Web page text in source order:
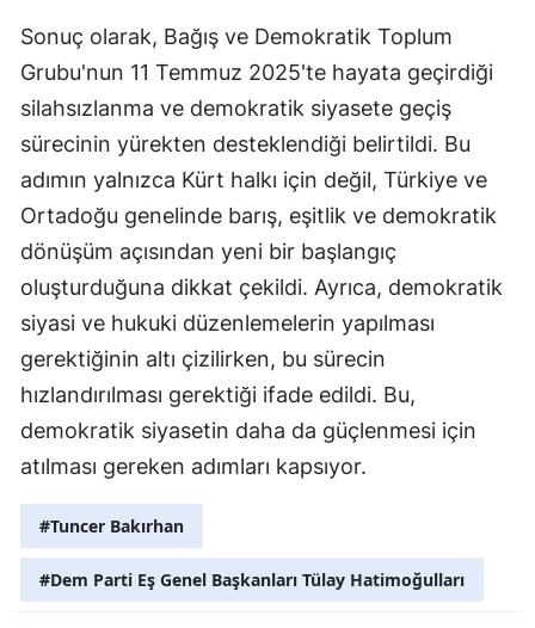
Sonuç olarak, Bağış ve Demokratik Toplum
Grubu'nun 11 Temmuz 2025'te hayata geçirdiği
silahsızlanma ve demokratik siyasete geçiş
sürecinin yürekten desteklendiği belirtildi. Bu
adımın yalnızca Kürt halkı için değil, Türkiye ve
Ortadoğu genelinde barış, eşitlik ve demokratik
dönüşüm açısından yeni bir başlangıç
oluşturduğuna dikkat çekildi. Ayrıca, demokratik
siyasi ve hukuki düzenlemelerin yapılması
gerektiğinin altı çizilirken, bu sürecin
hızlandırılması gerektiği ifade edildi. Bu,
demokratik siyasetin daha da güçlenmesi için
atılması gereken adımları kapsıyor.
#Tuncer Bakırhan
#Dem Parti Eş Genel Başkanları Tülay Hatimoğulları